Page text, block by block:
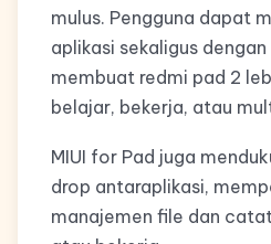
mulus. Pengguna dapat
aplikasi sekaligus
membuat redmi pad 2
belajar, bekerja, atau
MIUI for Pad juga
drop antaraplikasi,
manajemen file dan